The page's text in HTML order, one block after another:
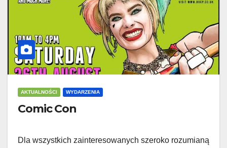
AKTUALNOŚCI WYDARZENIA
Comic Con
Dla wszystkich zainteresowanych szeroko rozumianą